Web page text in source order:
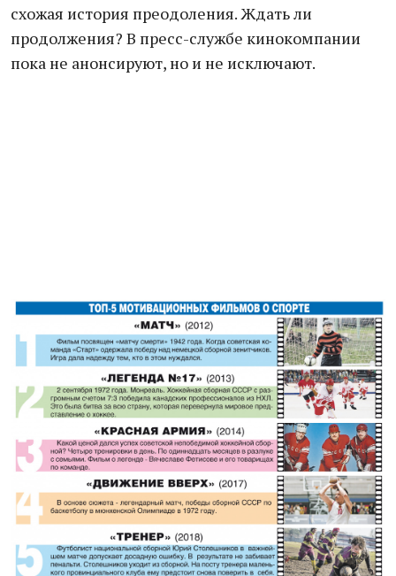
схожая история преодоления. Ждать ли
продолжения? В пресс-службе кинокомпании
пока не анонсируют, но и не исключают.